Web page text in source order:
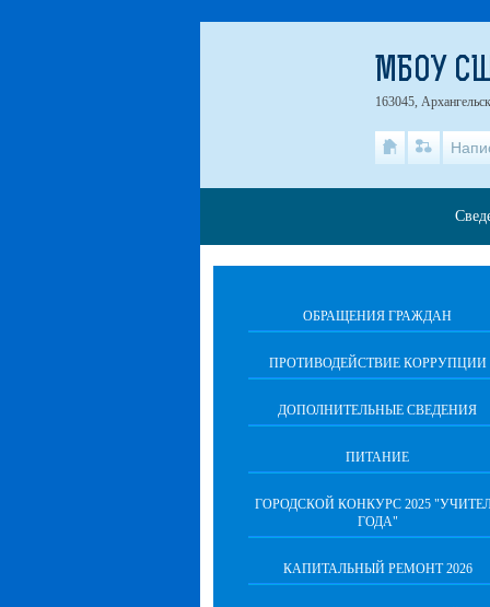
ОБРАЩЕНИЯ ГРАЖДАН
ПРОТИВОДЕЙСТВИЕ КОРРУПЦИИ
ДОПОЛНИТЕЛЬНЫЕ СВЕДЕНИЯ
ПИТАНИЕ
ГОРОДСКОЙ КОНКУРС 2025
ГОДА"
КАПИТАЛЬНЫЙ РЕМОНТ 2026
МБОУ
163045,